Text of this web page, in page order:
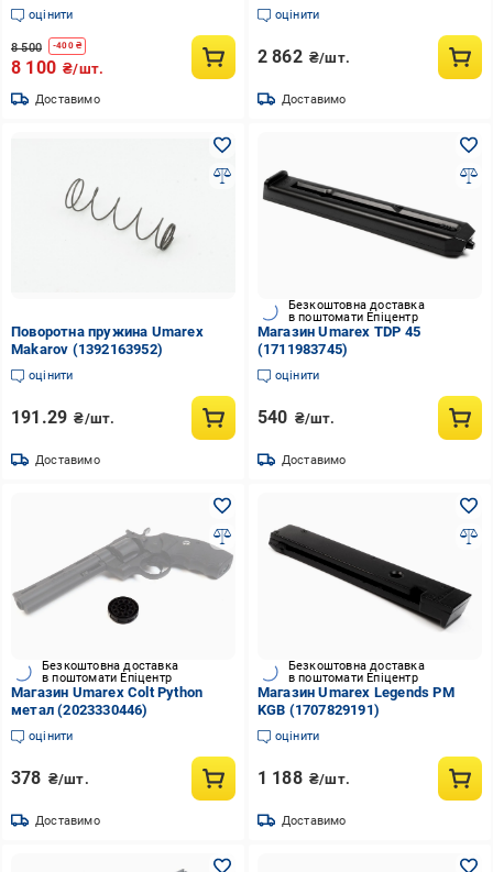
мм (stvo1004222)
оцінити
8 500 -400₴
8 100 ₴/шт.
Доставимо
оцінити
2 862 ₴/шт.
Доставимо
Поворотна пружина Umarex
Makarov (1392163952)
оцінити
191.29 ₴/шт.
Доставимо
Безкоштовна доставка
в поштомати Епіцентр
Магазин Umarex TDP 45
(1711983745)
оцінити
540 ₴/шт.
Доставимо
Безкоштовна доставка
в поштомати Епіцентр
Магазин Umarex Colt Python
метал (2023330446)
оцінити
378 ₴/шт.
Доставимо
Безкоштовна доставка
в поштомати Епіцентр
Магазин Umarex Legends PM
KGB (1707829191)
оцінити
1 188 ₴/шт.
Доставимо